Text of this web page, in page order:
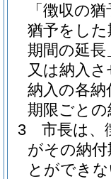
「徴収の
猶予をし
期間の延
又は納入
納入の各納
期限ごと
3
市長は、
がその納
とができ